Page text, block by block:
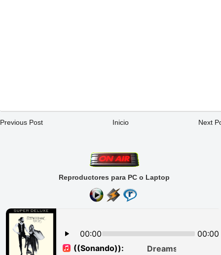
Previous Post Inicio Next
Reproductores para PC o Laptop